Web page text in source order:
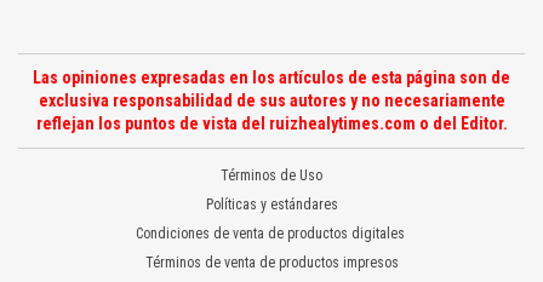
Las opiniones expresadas en los artículos de esta página son de
exclusiva responsabilidad de sus autores y no necesariamente
reflejan los puntos de vista del ruizhealytimes.com o del Editor.
Términos de Uso
Políticas y estándares
Condiciones de venta de productos digitales
Términos de venta de productos impresos